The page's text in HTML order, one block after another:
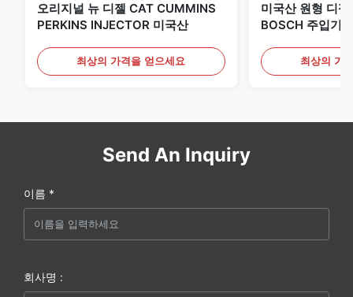
오리지널 뉴 디젤 CAT CUMMINS
PERKINS INJECTOR 미국산
최상의 가격을 얻으세요
미국산 원형 디
BOSCH 주입기
최상의 가
Send An Inquiry
이름 *
회사명 :